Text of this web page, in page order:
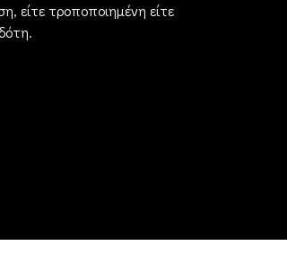
είτε τροποποιημένη είτε